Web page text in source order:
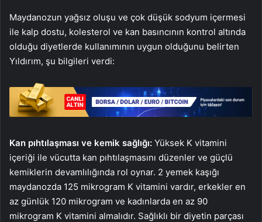
Maydanozun yağsız oluşu ve çok düşük sodyum içermesi
ile kalp dostu, kolesterol ve kan basıncının kontrol altında
olduğu diyetlerde kullanımının uygun olduğunu belirten
Yıldırım, şu bilgileri verdi:
Kan pıhtılaşması ve kemik sağlığı: Yüksek K vitamini
içeriği ile vücutta kan pıhtılaşmasını düzenler ve güçlü
kemiklerin devamlılığında rol oynar. 2 yemek kaşığı
maydanozda 125 mikrogram K vitamini vardır, erkekler en
az günlük 120 mikrogram ve kadınlarda en az 90
mikrogram K vitamini almalıdır. Sağlıklı bir diyetin parçası